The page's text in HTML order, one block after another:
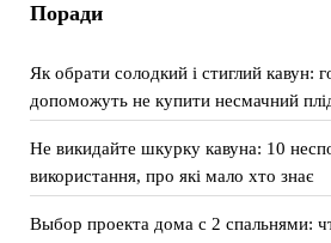
Поради
Як обрати солодкий і стиглий кавун:
допоможуть не купити несмачний
Не викидайте шкурку кавуна: 10
використання, про які мало хто знає
Выбор проекта дома с 2 спальнями: